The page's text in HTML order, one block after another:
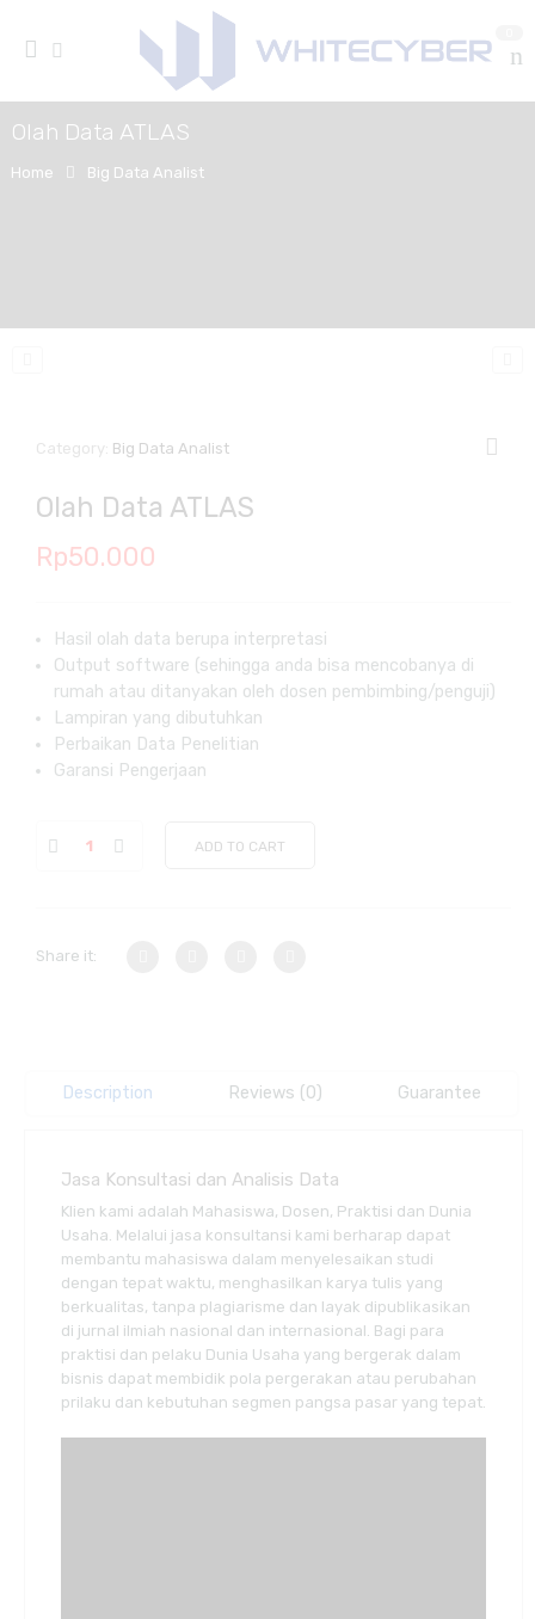
Olah Data ATLAS
Home Big Data Analist
Category: Big Data Analist
Olah Data ATLAS
Rp50.000
Hasil olah data berupa interpretasi
Output software (sehingga anda bisa mencobanya di
rumah atau ditanyakan oleh dosen pembimbing/penguji)
Lampiran yang dibutuhkan
Perbaikan Data Penelitian
Garansi Pengerjaan
ADD TO CART
Share it:
Description Reviews (0) Guarantee
Jasa Konsultasi dan Analisis Data
Klien kami adalah Mahasiswa, Dosen, Praktisi dan Dunia
Usaha. Melalui jasa konsultansi kami berharap dapat
membantu mahasiswa dalam menyelesaikan studi
dengan tepat waktu, menghasilkan karya tulis yang
berkualitas, tanpa plagiarisme dan layak dipublikasikan
di jurnal ilmiah nasional dan internasional. Bagi para
praktisi dan pelaku Dunia Usaha yang bergerak dalam
bisnis dapat membidik pola pergerakan atau perubahan
prilaku dan kebutuhan segmen pangsa pasar yang tepat.